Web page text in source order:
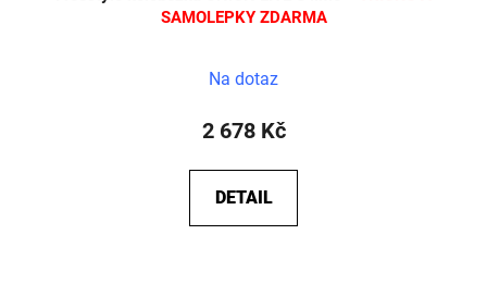
SAMOLEPKY ZDARMA
Na dotaz
2 678 Kč
DETAIL